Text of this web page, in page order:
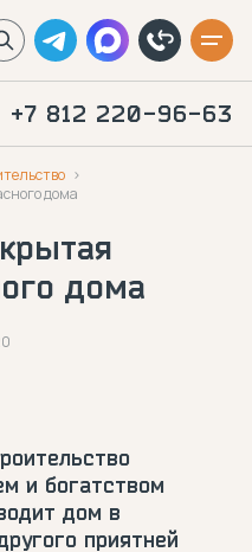
+7 812 220-96-63
дома
дома
и богатством
дом в
приятней